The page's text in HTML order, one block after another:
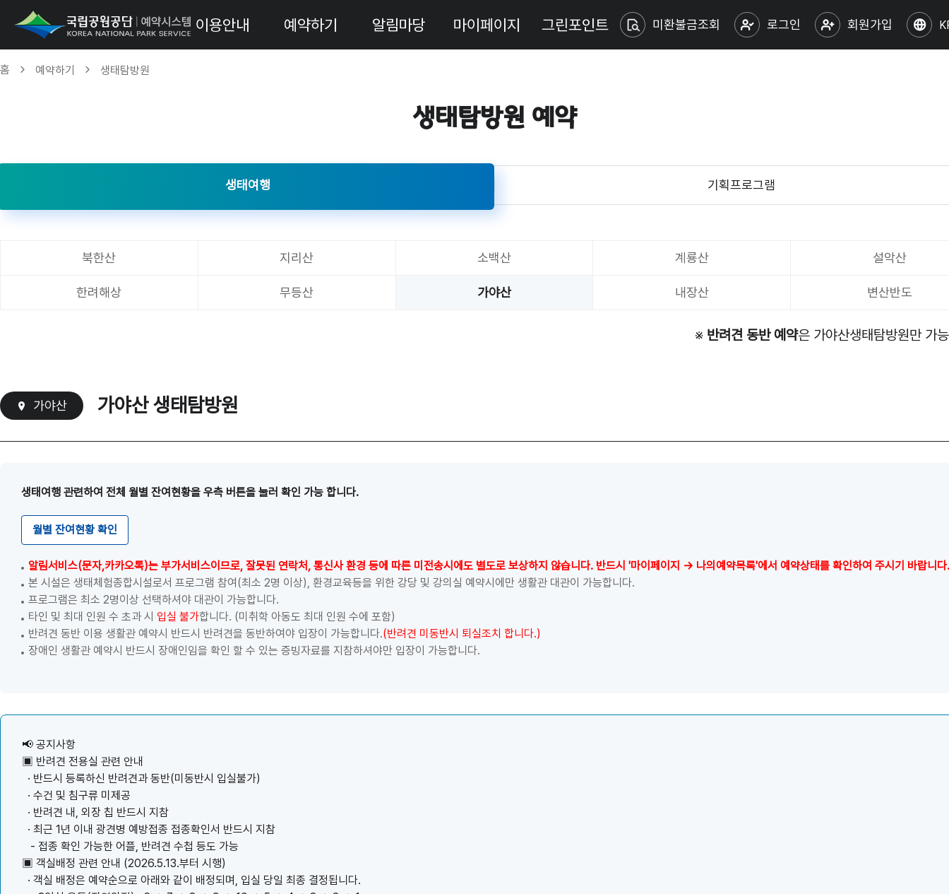
이용안내 예약하기 알림마당 마이페이지 그린포인트 미환불금조회 로그인 회원가입
홈 예약하기 생태탐방원
생태탐방원 예약
생태여행 기획프로그램
북한산 지리산 소백산 계룡산 설악산
한려해상 무등산 가야산 내장산 변산반도
※ 반려견 동반 예약은 가야산생태탐방원만 가
가야산 가야산 생태탐방원
생태여행 관련하여 전체 월별 잔여현황을 우측 버튼을 눌러 확인 가능 합니다.
월별 잔여현황 확인
알림서비스(문자,카카오톡)는 부가서비스이므로, 잘못된 연락처, 통신사 환경 등에 따른 미전송시에도 별도로 보상하지 않습니다. 반드시 '마이페이지 → 나의예약목록'에서 예약상태를 확인하여 주시기 바랍니다.
본 시설은 생태체험종합시설로서 프로그램 참여(최소 2명 이상), 환경교육등을 위한 강당 및 강의실 예약시에만 생활관 대관이 가능합니다.
프로그램은 최소 2명이상 선택하셔야 대관이 가능합니다.
타인 및 최대 인원 수 초과 시 입실 불가합니다. (미취학 아동도 최대 인원 수에 포함)
반려견 동반 이용 생활관 예약시 반드시 반려견을 동반하여야 입장이 가능합니다.(반려견 미동반시 퇴실조치 합니다.)
장애인 생활관 예약시 반드시 장애인임을 확인 할 수 있는 증빙자료를 지참하셔야만 입장이 가능합니다.
📢 공지사항
▣ 반려견 전용실 관련 안내
· 반드시 등록하신 반려견과 동반(미동반시 입실불가)
· 수건 및 침구류 미제공
· 반려견 내, 외장 칩 반드시 지참
· 최근 1년 이내 광견병 예방접종 접종확인서 반드시 지참
- 접종 확인 가능한 어플, 반려견 수첩 등도 가능
▣ 객실배정 관련 안내 (2026.5.13.부터 시행)
· 객실 배정은 예약순으로 아래와 같이 배정되며, 입실 당일 최종 결정됩니다.